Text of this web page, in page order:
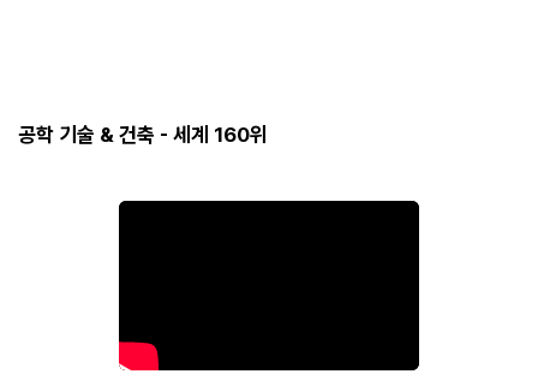
공학 기술 & 건축 - 세계 160위